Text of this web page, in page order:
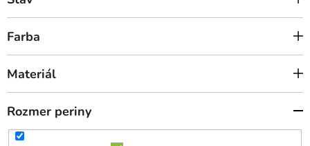
t
o
v
Farba
Materiál
Rozmer periny